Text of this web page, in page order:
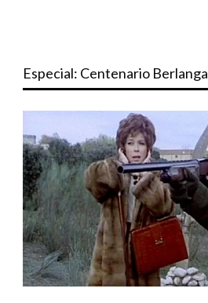
Especial: Centenario Berlanga